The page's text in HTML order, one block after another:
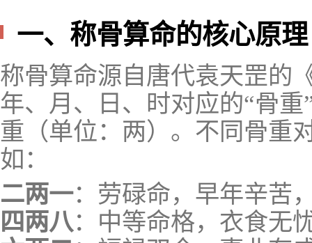
一、称骨算命的核心原
称骨算命源自唐代袁天罡的
年、月、日、时对应的“骨
重（单位：两）。不同骨重
如：
二两一：劳碌命，早年辛苦
四两八：中等命格，衣食无